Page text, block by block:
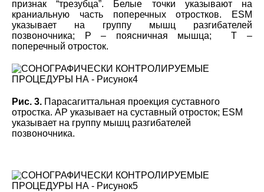
признак “трезубца”. Белые точки указывают на
краниальную часть поперечных отростков. ESM
указывает на группу мышц разгибателей
позвоночника; P – поясничная мышца; T –
поперечный отросток.
Рис. 3. Парасагиттальная проекция суставного
отростка. AP указывает на суставный отросток; ESM
указывает на группу мышц разгибателей
позвоночника.